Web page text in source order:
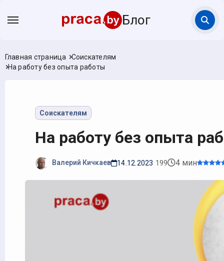
Блог
Главная страница
Соискателям
На работу без опыта работы
Соискателям
На работу без опыта
Валерий Кичкаев 14.12.2023 199 4 мин